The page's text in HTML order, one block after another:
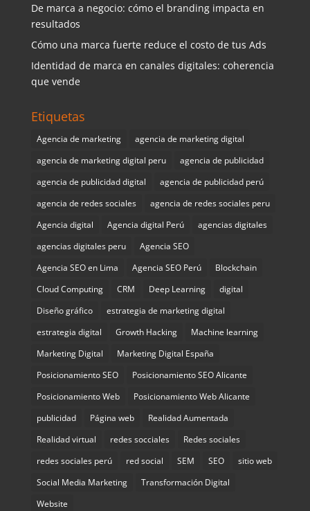
De marca a negocio: cómo el branding impacta en
resultados
Cómo una marca fuerte reduce el costo de tus Ads
Identidad de marca en canales digitales: coherencia
que vende
Etiquetas
Agencia de marketing
agencia de marketing digital
agencia de marketing digital peru
agencia de publicidad
agencia de publicidad digital
agencia de publicidad perú
agencia de redes sociales
agencia de redes sociales peru
Agencia digital
Agencia digital Perú
agencias digitales
agencias digitales peru
Agencia SEO
Agencia SEO en Lima
Agencia SEO Perú
Blockchain
Cloud Computing
CRM Deep Learning
digital
Diseño gráfico
estrategia de marketing digital
estrategia digital
Growth Hacking
Machine learning
Marketing Digital
Marketing Digital España
Posicionamiento SEO
Posicionamiento SEO Alicante
Posicionamiento Web
Posicionamiento Web Alicante
publicidad
Página web
Realidad Aumentada
Realidad virtual
redes socciales
Redes sociales
redes sociales perú
red social SEM SEO
sitio web
Social Media Marketing
Transformación Digital
Website